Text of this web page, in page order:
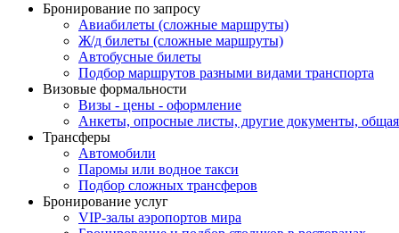
Бронирование по запросу
Авиабилеты (сложные маршруты)
Ж/д билеты (сложные маршруты)
Автобусные билеты
Подбор маршрутов разными видами транспорта
Визовые формальности
Визы - цены - оформление
Анкеты, опросные листы, другие документы,
Трансферы
Автомобили
Паромы или водное такси
Подбор сложных трансферов
Бронирование услуг
VIP-залы аэропортов мира